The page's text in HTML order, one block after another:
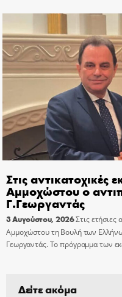
Στις αντικατοχικές
Αμμοχώστου ο
Γ.Γεωργαντάς
3 Αυγούστου, 2026Στις ετήσιες
Αμμοχώστου τη Βουλή των
Γεωργαντάς. Το πρόγραμμα των
Δείτε ακόμα